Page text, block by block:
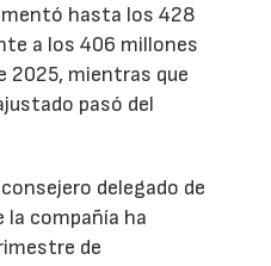
hasta los 428
a los 406 millones
2025, mientras que
pasó del
delegado de
la compañía ha
de